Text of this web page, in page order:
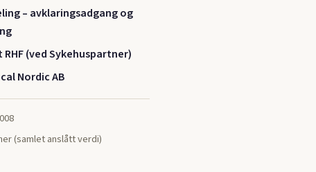
– avklaringsadgang og
(ved Sykehuspartner)
Nordic AB
(samlet anslått verdi)